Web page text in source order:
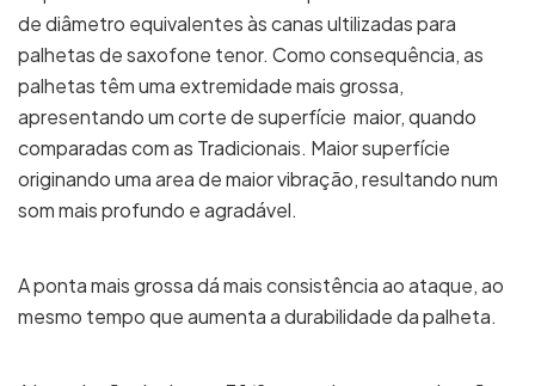
de diâmetro equivalentes às canas ultilizadas para
palhetas de saxofone tenor. Como consequência, as
palhetas têm uma extremidade mais grossa,
apresentando um corte de superfície maior, quando
comparadas com as Tradicionais. Maior superfície
originando uma area de maior vibração, resultando num
som mais profundo e agradável.
A ponta mais grossa dá mais consistência ao ataque, ao
mesmo tempo que aumenta a durabilidade da palheta.